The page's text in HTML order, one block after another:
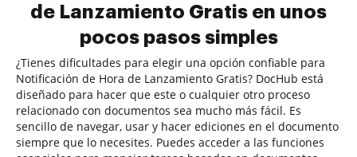
de Lanzamiento Gratis en unos
pocos pasos simples
¿Tienes dificultades para elegir una opción confiable para
Notificación de Hora de Lanzamiento Gratis? DocHub está
diseñado para hacer que este o cualquier otro proceso
relacionado con documentos sea mucho más fácil. Es
sencillo de navegar, usar y hacer ediciones en el documento
siempre que lo necesites. Puedes acceder a las funciones